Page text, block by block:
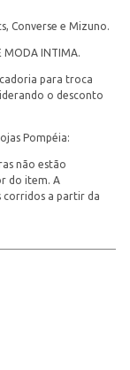
Converse e Mizuno.
MODA INTIMA.
para troca
o desconto
Pompéia:
não estão
do item. A
corridos a partir da